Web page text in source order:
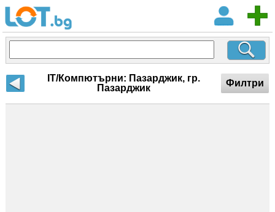
IT/Компютърни: Пазарджик, гр.
Пазарджик
Филтри